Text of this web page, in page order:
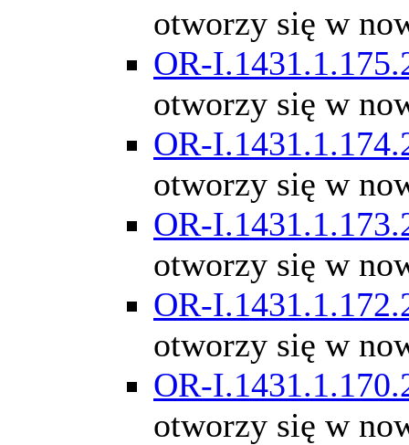
otworzy się w
OR-
otworzy się w
OR-
otworzy się w
OR-
otworzy się w
OR-
otworzy się w
OR-
otworzy się w